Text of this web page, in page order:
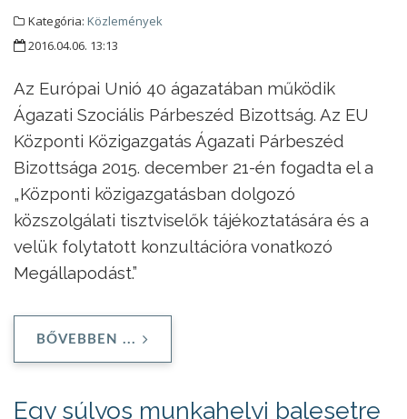
Kategória: Közlemények
2016.04.06. 13:13
Az Európai Unió 40 ágazatában működik
Ágazati Szociális Párbeszéd Bizottság. Az EU
Központi Közigazgatás Ágazati Párbeszéd
Bizottsága 2015. december 21-én fogadta el a
„Központi közigazgatásban dolgozó
közszolgálati tisztviselők tájékoztatására és a
velük folytatott konzultációra vonatkozó
Megállapodást.”
BŐVEBBEN ...
Egy súlyos munkahelyi balesetre